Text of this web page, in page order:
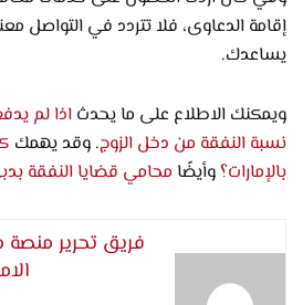
إقامة الدعاوى، فلا تتردد في التواصل
يساعدك.
ويمكنك الاطلاع على ما يحدث اذا لم
نسبة النفقة من دخل الزوج. وقد يهمك
بالإمارات؟وأيضًا محامي قضايا النفقة
فريق تحرير